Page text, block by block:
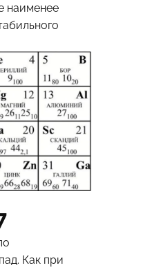
наименее
Как при